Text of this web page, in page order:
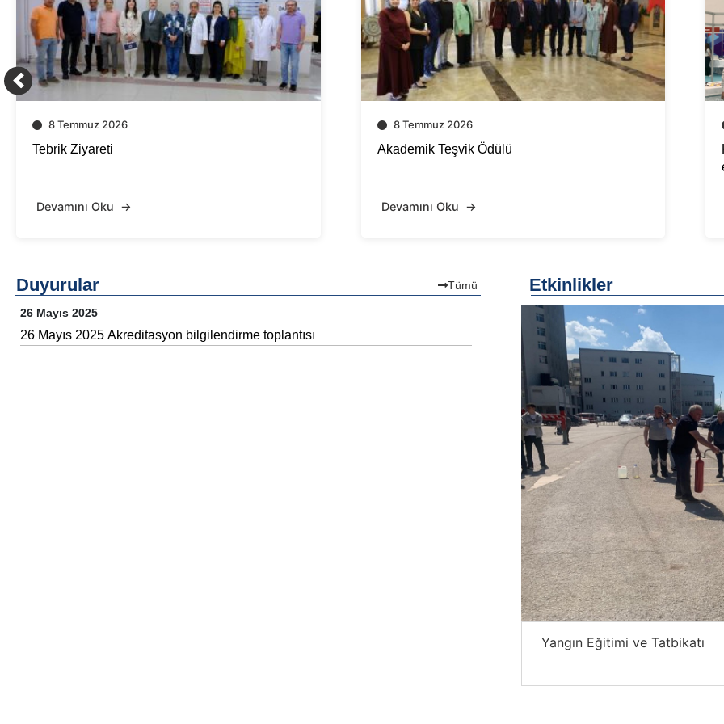
8 Temmuz 2026
Akademik Teşvik Ödülü
Devamını Oku
29 Nisan 2026
KUDAKAF 26 da Fakültemizin ilk gün
Devamını Oku
14
Prof.
Duyurular Tümü
26 Mayıs 2025
26 Mayıs 2025 Akreditasyon bilgilendirme toplantısı
Etkinlikler
Yangın Eğitimi ve Tatbikatı